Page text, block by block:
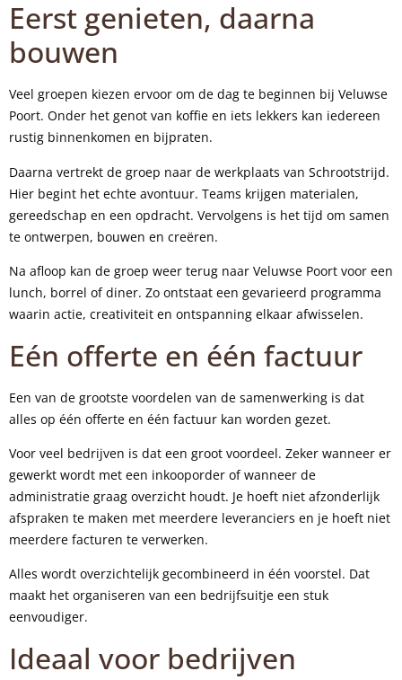
Eerst genieten, daarna
bouwen
Veel groepen kiezen ervoor om de dag te beginnen bij Veluwse
Poort. Onder het genot van koffie en iets lekkers kan iedereen
rustig binnenkomen en bijpraten.
Daarna vertrekt de groep naar de werkplaats van Schrootstrijd.
Hier begint het echte avontuur. Teams krijgen materialen,
gereedschap en een opdracht. Vervolgens is het tijd om samen
te ontwerpen, bouwen en creëren.
Na afloop kan de groep weer terug naar Veluwse Poort voor een
lunch, borrel of diner. Zo ontstaat een gevarieerd programma
waarin actie, creativiteit en ontspanning elkaar afwisselen.
Eén offerte en één factuur
Een van de grootste voordelen van de samenwerking is dat
alles op één offerte en één factuur kan worden gezet.
Voor veel bedrijven is dat een groot voordeel. Zeker wanneer er
gewerkt wordt met een inkooporder of wanneer de
administratie graag overzicht houdt. Je hoeft niet afzonderlijk
afspraken te maken met meerdere leveranciers en je hoeft niet
meerdere facturen te verwerken.
Alles wordt overzichtelijk gecombineerd in één voorstel. Dat
maakt het organiseren van een bedrijfsuitje een stuk
eenvoudiger.
Ideaal voor bedrijven